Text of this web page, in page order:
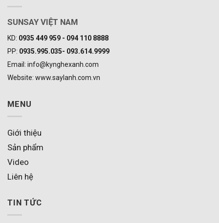
SUNSAY VIỆT NAM
KD: 0935 449 959 - 094 110 8888
PP: 0935.995.035- 093.614.9999
Email: info@kynghexanh.com
Website: www.saylanh.com.vn
MENU
Giới thiệu
Sản phẩm
Video
Liên hệ
TIN TỨC